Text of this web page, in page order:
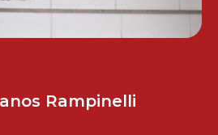
Rampinelli